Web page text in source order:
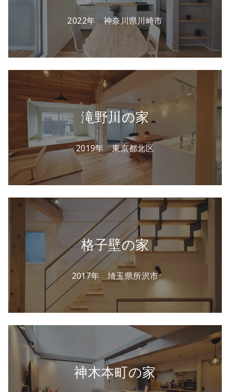
2022年 神奈川県川崎市
滝野川の家
2019年 東京都北区
格子壁の家
2017年 埼玉県所沢市
神木本町の家